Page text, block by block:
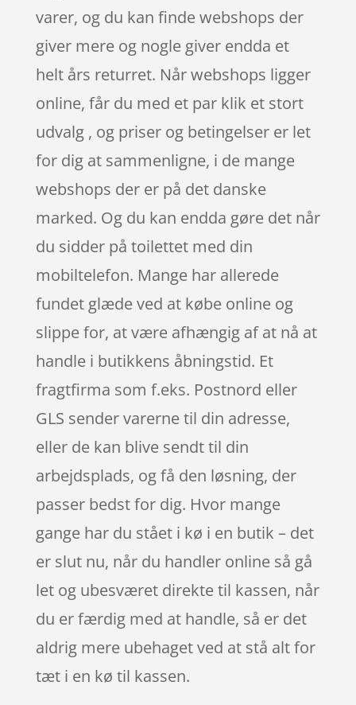
varer, og du kan finde webshops der
giver mere og nogle giver endda et
helt års returret. Når webshops ligger
online, får du med et par klik et stort
udvalg , og priser og betingelser er let
for dig at sammenligne, i de mange
webshops der er på det danske
marked. Og du kan endda gøre det når
du sidder på toilettet med din
mobiltelefon. Mange har allerede
fundet glæde ved at købe online og
slippe for, at være afhængig af at nå at
handle i butikkens åbningstid. Et
fragtfirma som f.eks. Postnord eller
GLS sender varerne til din adresse,
eller de kan blive sendt til din
arbejdsplads, og få den løsning, der
passer bedst for dig. Hvor mange
gange har du stået i kø i en butik – det
er slut nu, når du handler online så gå
let og ubesværet direkte til kassen, når
du er færdig med at handle, så er det
aldrig mere ubehaget ved at stå alt for
tæt i en kø til kassen.